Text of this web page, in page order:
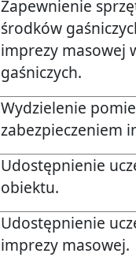
Zapewnienie
środków
imprezy masowej
gaśniczych.
Wydzielenie
zabezpieczeniem
Udostępnienie
obiektu.
Udostępnienie
imprezy masowej.